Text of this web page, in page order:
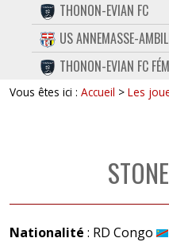
CONTACT
FACEBOOK
TWITTER
THONON-EVIAN FC
US ANNEMASSE-
THONON-EVIAN FC
Vous êtes ici : Accueil > Les
Nationalité : RD Congo